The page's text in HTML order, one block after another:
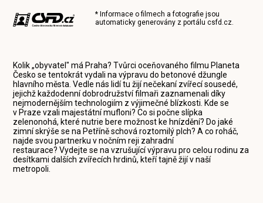
* Informace o filmech a fotografie jsou
automaticky generovány z portálucsfd.cz.
Kolik „obyvatel" má Praha? Tvůrci oceňovaného filmu Planeta
Česko se tentokrát vydali na výpravu do betonové džungle
hlavního města. Vedle nás lidí tu žijí nečekaní zvířecí sousedé,
jejichž každodenní dobrodružství filmaři zaznamenali díky
nejmodernějším technologiím z výjimečné blízkosti. Kde se
v Praze vzali majestátní mufloni? Co si počne slípka
zelenonohá, které nutrie bere možnost ke hnízdění? Do jaké
zimní skrýše se na Petříně schová roztomilý plch? A co roháč,
najde svou partnerku v nočním reji zahradní
restaurace? Vydejte se na vzrušující výpravu pro celou rodinu za
desítkami dalších zvířecích hrdinů, kteří tajně žijí v naší
metropoli.